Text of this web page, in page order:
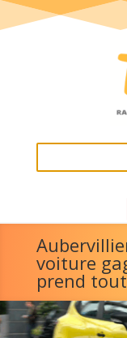
voiture
prend